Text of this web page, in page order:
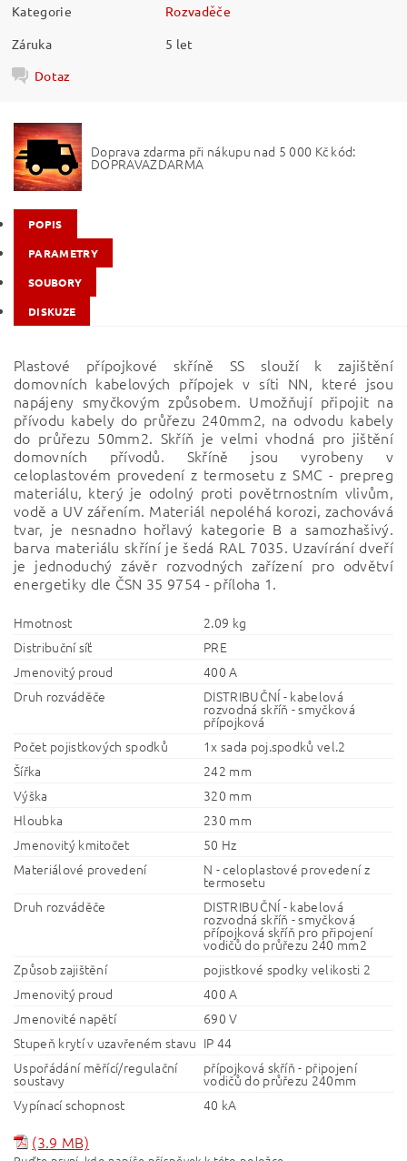
Kategorie
Rozvaděče
Záruka
5 let
Dotaz
Doprava zdarma při nákupu nad 5 000 Kč kód:
DOPRAVAZDARMA
POPIS
PARAMETRY
SOUBORY
DISKUZE
Plastové přípojkové skříně SS slouží k zajištění
domovních kabelových přípojek v síti NN, které jsou
napájeny smyčkovým způsobem. Umožňují připojit na
přívodu kabely do průřezu 240mm2, na odvodu kabely
do průřezu 50mm2. Skříň je velmi vhodná pro jištění
domovních přívodů. Skříně jsou vyrobeny v
celoplastovém provedení z termosetu z SMC - prepreg
materiálu, který je odolný proti povětrnostním vlivům,
vodě a UV zářením. Materiál nepoléhá korozi, zachovává
tvar, je nesnadno hořlavý kategorie B a samozhašivý.
barva materiálu skříní je šedá RAL 7035. Uzavírání dveří
je jednoduchý závěr rozvodných zařízení pro odvětví
energetiky dle ČSN 35 9754 - příloha 1.
Hmotnost
2.09 kg
Distribuční síť
PRE
Jmenovitý proud
400 A
Druh rozváděče
DISTRIBUČNÍ - kabelová
rozvodná skříň - smyčková
přípojková
Počet pojistkových spodků
1x sada poj.spodků vel.2
Šířka
242 mm
Výška
320 mm
Hloubka
230 mm
Jmenovitý kmitočet
50 Hz
Materiálové provedení
N - celoplastové provedení z
termosetu
Druh rozváděče
DISTRIBUČNÍ - kabelová
rozvodná skříň - smyčková
přípojková skříň pro připojení
vodičů do průřezu 240 mm2
Způsob zajištění
pojistkové spodky velikosti 2
Jmenovitý proud
400 A
Jmenovité napětí
690 V
Stupeň krytí v uzavřeném stavu IP 44
Uspořádání měřící/regulační
soustavy
přípojková skříň - připojení
vodičů do průřezu 240mm
Vypínací schopnost
40 kA
(3.9 MB)